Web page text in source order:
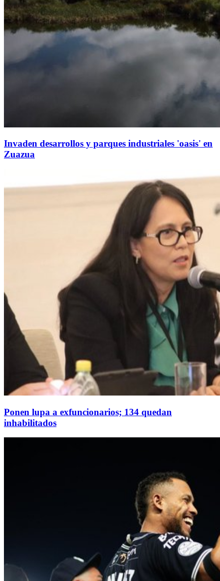
Invaden desarrollos y parques industriales 'oasis' en
Zuazua
Ponen lupa a exfuncionarios; 134 quedan
inhabilitados